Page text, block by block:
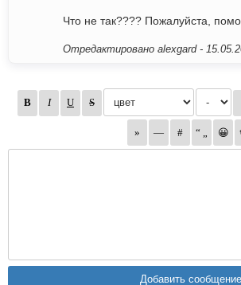
Что не так???? Пожалуйста,
Отредактировано alexgard -